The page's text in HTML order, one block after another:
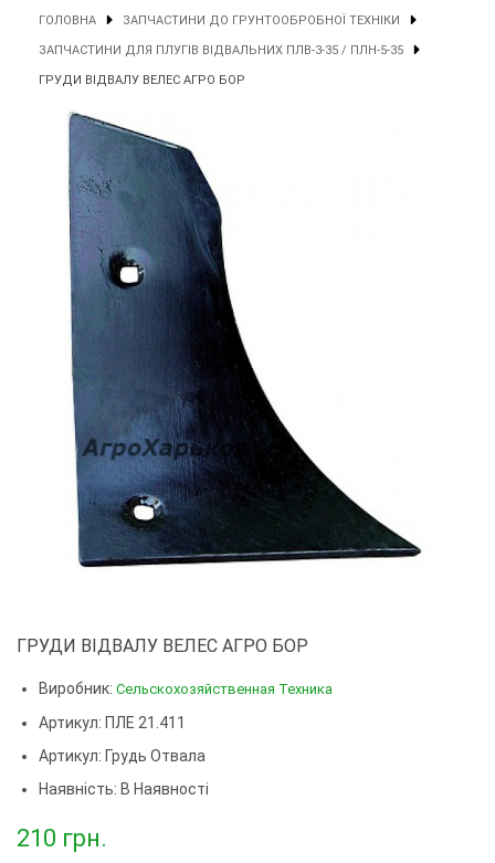
ГОЛОВНА ЗАПЧАСТИНИ ДО ГРУНТООБРОБНОЇ ТЕХНІКИ
ЗАПЧАСТИНИ ДЛЯ ПЛУГІВ ВІДВАЛЬНИХ ПЛВ-3-35 / ПЛН-5-35
ГРУДИ ВІДВАЛУ ВЕЛЕС АГРО БОР
ГРУДИ ВІДВАЛУ ВЕЛЕС АГРО БОР
Виробник: Сельскохозяйственная Техника
Артикул: ПЛЕ 21.411
Артикул: Грудь Отвала
Наявність: В Наявності
210 грн.